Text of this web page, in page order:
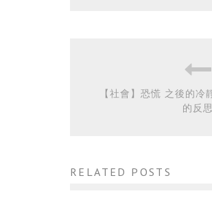
【社會】恐慌 之後的
的反思
RELATED POSTS